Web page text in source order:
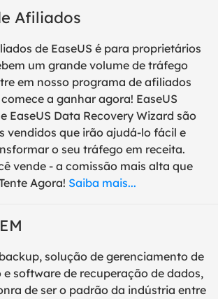
Afiliados
de EaseUS é para proprietários
um grande volume de tráfego
em nosso programa de afiliados
a ganhar agora! EaseUS
EaseUS Data Recovery Wizard são
vendidos que irão ajudá-lo fácil e
o seu tráfego em receita.
vende - a comissão mais alta que
Agora! Saiba mais...
solução de gerenciamento de
software de recuperação de dados,
de ser o padrão da indústria entre